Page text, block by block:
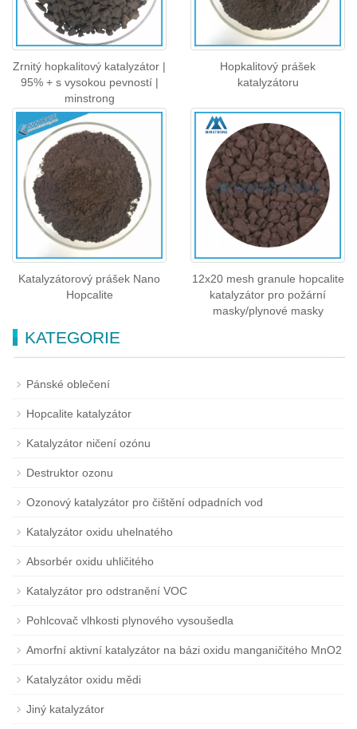
Zrnitý hopkalitový katalyzátor |
95% + s vysokou pevností |
minstrong
Hopkalitový prášek
katalyzátoru
Katalyzátorový prášek Nano
Hopcalite
12x20 mesh granule hopcalite
katalyzátor pro požární
masky/plynové masky
KATEGORIE
Pánské oblečení
Hopcalite katalyzátor
Katalyzátor ničení ozónu
Destruktor ozonu
Ozonový katalyzátor pro čištění odpadních vod
Katalyzátor oxidu uhelnatého
Absorbér oxidu uhličitého
Katalyzátor pro odstranění VOC
Pohlcovač vlhkosti plynového vysoušedla
Amorfní aktivní katalyzátor na bázi oxidu manganičitého MnO2
Katalyzátor oxidu mědi
Jiný katalyzátor